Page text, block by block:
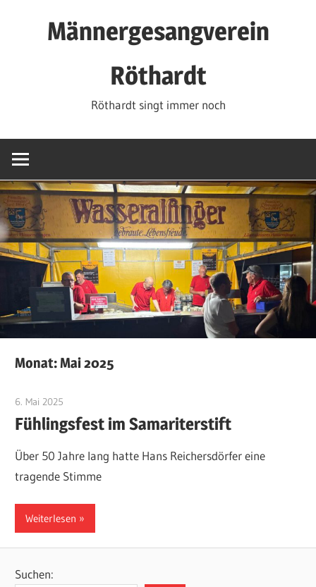
Männergesangverein
Röthardt
Röthardt singt immer noch
Monat:Mai 2025
6. Mai 2025
Fühlingsfest im Samariterstift
Über 50 Jahre lang hatte Hans Reichersdörfer eine
tragende Stimme
Weiterlesen
Suchen: